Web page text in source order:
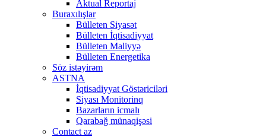
Aktual Reportaj
Buraxılışlar
Bülleten Siyasət
Bülleten İqtisadiyyat
Bülleten Maliyyə
Bülleten Energetika
Söz istəyirəm
ASTNA
İqtisadiyyat Göstəriciləri
Siyası Monitorinq
Bazarların icmalı
Qarabağ münaqişəsi
Contact az